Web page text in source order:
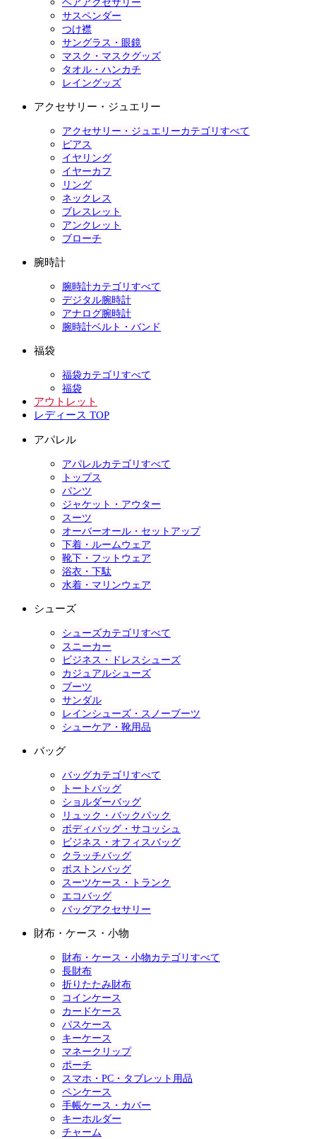
ヘアアクセサリー
サスペンダー
つけ襟
サングラス・眼鏡
マスク・マスクグッズ
タオル・ハンカチ
レイングッズ
アクセサリー・ジュエリー
アクセサリー・ジュエリーカテゴリすべて
ピアス
イヤリング
イヤーカフ
リング
ネックレス
ブレスレット
アンクレット
ブローチ
腕時計
腕時計カテゴリすべて
デジタル腕時計
アナログ腕時計
腕時計ベルト・バンド
福袋
福袋カテゴリすべて
福袋
アウトレット
レディース TOP
アパレル
アパレルカテゴリすべて
トップス
パンツ
ジャケット・アウター
スーツ
オーバーオール・セットアップ
下着・ルームウェア
靴下・フットウェア
浴衣・下駄
水着・マリンウェア
シューズ
シューズカテゴリすべて
スニーカー
ビジネス・ドレスシューズ
カジュアルシューズ
ブーツ
サンダル
レインシューズ・スノーブーツ
シューケア・靴用品
バッグ
バッグカテゴリすべて
トートバッグ
ショルダーバッグ
リュック・バックパック
ボディバッグ・サコッシュ
ビジネス・オフィスバッグ
クラッチバッグ
ボストンバッグ
スーツケース・トランク
エコバッグ
バッグアクセサリー
財布・ケース・小物
財布・ケース・小物カテゴリすべて
長財布
折りたたみ財布
コインケース
カードケース
パスケース
キーケース
マネークリップ
ポーチ
スマホ・PC・タブレット用品
ペンケース
手帳ケース・カバー
キーホルダー
チャーム